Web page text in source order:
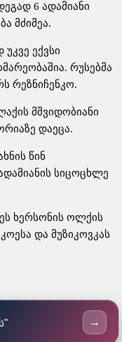
6 ადამიანი
მძიმეა.
ექვსი
რუსებმა
რეზნიჩენკო.
მშვიდობიანი
დაეცა.
წინ
სიცოცხლე
ხერსონის ოლქის
და მუზიკოვკას
→